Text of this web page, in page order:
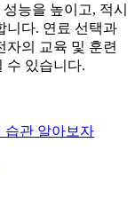
능을 높이고, 적시
니다. 연료 선택과
자의 교육 및 훈련
수 있습니다.
습관 알아보자